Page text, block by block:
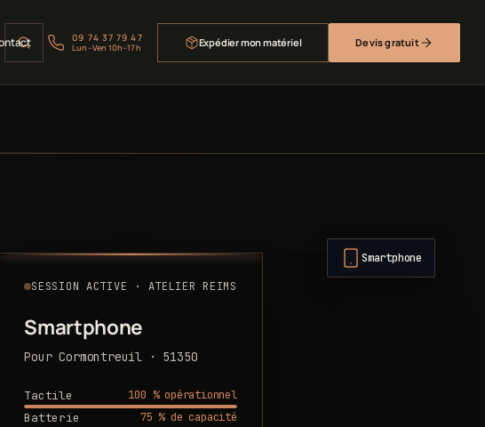
09 74 37 79 47
Lun–Ven 10h–17h Expédier mon matériel Devis gratuit
SESSION ACTIVE · ATELIER REIMS
Smartphone
Pour Cormontreuil · 51350
Tactile
100 % opérationnel
Batterie
75 % de capacité
Smartphone